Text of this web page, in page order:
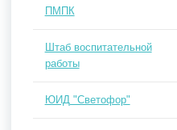
ПМПК
Штаб воспитательной
работы
ЮИД "Светофор"